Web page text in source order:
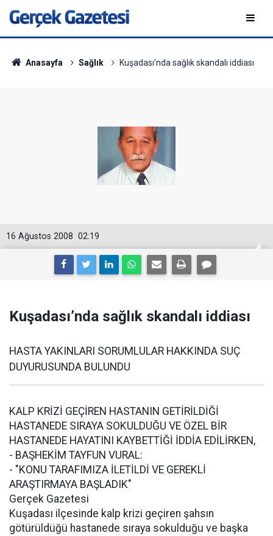
Anasayfa Sağlık Kuşadası’nda sağlık skandalı iddiası
02:19
16 Ağustos 2008
Kuşadası’nda sağlık skandalı iddiası
HASTA YAKINLARI SORUMLULAR HAKKINDA SUÇ
DUYURUSUNDA BULUNDU
KALP KRİZİ GEÇİREN HASTANIN GETİRİLDİĞİ
HASTANEDE SIRAYA SOKULDUĞU VE ÖZEL BİR
HASTANEDE HAYATINI KAYBETTİĞİ İDDİA EDİLİRKEN,
- BAŞHEKİM TAYFUN VURAL:
- "KONU TARAFIMIZA İLETİLDİ VE GEREKLİ
ARAŞTIRMAYA BAŞLADIK"
Gerçek Gazetesi
Kuşadası ilçesinde kalp krizi geçiren şahsın
götürüldüğü hastanede sıraya sokulduğu ve başka